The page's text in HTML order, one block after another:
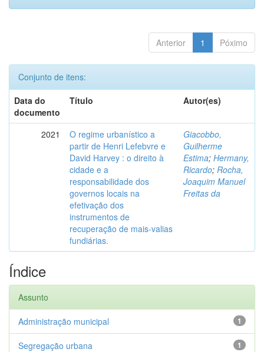
Anterior 1 Póximo
Conjunto de itens:
Data do
documento
Título Autor(es)
2021
O regime urbanístico a
partir de Henri Lefebvre e
David Harvey : o direito à
cidade e a
responsabilidade dos
governos locais na
efetivação dos
instrumentos de
recuperação de mais-valias
fundiárias.
Giacobbo,
Guilherme
Estima; Hermany,
Ricardo; Rocha,
Joaquim Manuel
Freitas da
Índice
Assunto
1
Administração municipal
1
Segregação urbana